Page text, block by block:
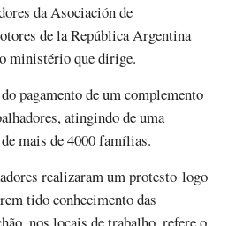
da Asociación de
de la República Argentina
ministério que dirige.
pagamento de um complemento
atingindo de uma
mais de 4000 famílias.
realizaram um protesto logo
tido conhecimento das